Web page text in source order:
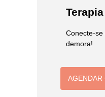
Conecte-
demora!
AGENDAR